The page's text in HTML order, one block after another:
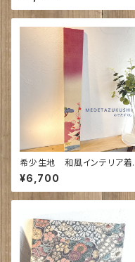
希少生地 和風インテリア着
アート｜めでたづくし ｜
5×18㎜
¥6,700